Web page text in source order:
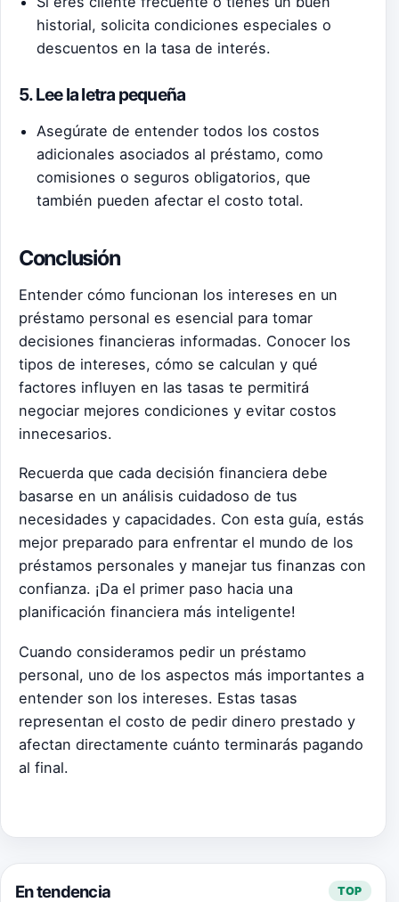
historial, solicita condiciones especiales o
descuentos en la tasa de interés.
5. Lee la letra pequeña
Asegúrate de entender todos los costos
adicionales asociados al préstamo, como
comisiones o seguros obligatorios, que
también pueden afectar el costo total.
Conclusión
Entender cómo funcionan los intereses en un
préstamo personal es esencial para tomar
decisiones financieras informadas. Conocer los
tipos de intereses, cómo se calculan y qué
factores influyen en las tasas te permitirá
negociar mejores condiciones y evitar costos
innecesarios.
Recuerda que cada decisión financiera debe
basarse en un análisis cuidadoso de tus
necesidades y capacidades. Con esta guía, estás
mejor preparado para enfrentar el mundo de los
préstamos personales y manejar tus finanzas con
confianza. ¡Da el primer paso hacia una
planificación financiera más inteligente!
Cuando consideramos pedir un préstamo
personal, uno de los aspectos más importantes a
entender son los intereses. Estas tasas
representan el costo de pedir dinero prestado y
afectan directamente cuánto terminarás pagando
al final.
En tendencia TOP